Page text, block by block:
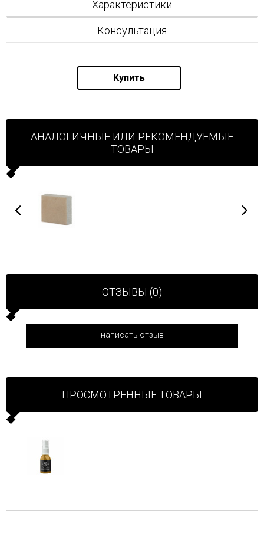
Характеристики
Консультация
Купить
АНАЛОГИЧНЫЕ ИЛИ РЕКОМЕНДУЕМЫЕ
ТОВАРЫ
ОТЗЫВЫ (0)
написать отзыв
ПРОСМОТРЕННЫЕ ТОВАРЫ